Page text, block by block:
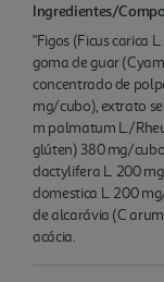
Ingredientes/
"Figos (Ficus carica
goma de guar
concentrado de
mg/cubo), extrato
m palmatum L./
glúten) 380 mg/
dactylifera L. 200
domestica L. 200
de alcarávia (C
acácia.